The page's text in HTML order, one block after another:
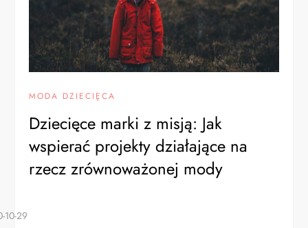
MODA DZIECIĘCA
Dziecięce marki z misją: Jak
wspierać projekty działające na
rzecz zrównoważonej mody